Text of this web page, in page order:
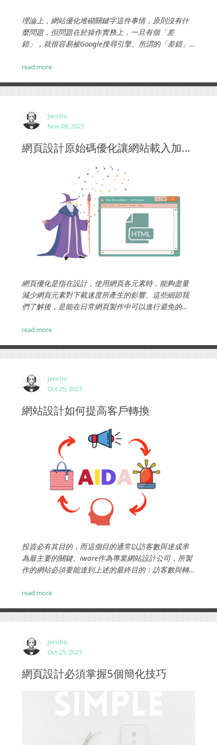
理論上，網站優化堆砌關鍵字這件事情，原則沒有什
麼問題，但問題在於操作實務上，一旦有個「差
錯」，就很容易被Google搜尋引擎。所謂的「差錯」
圍，就會產生「差錯」而受到懲罰。...
read more
Jericho
Nov 09, 2021
網頁設計原始碼優化讓網站載入加速技巧
網頁優化是指在設計，使用網頁各元素時，能夠盡量
減少網頁元素對下載速度所產生的影響。這些細節我
們了解後，是能在日常網頁製作中可以進行避免的...
read more
Jericho
Oct 25, 2021
網站設計如何提高客戶轉換
投資必有其目的，而這個目的通常以訪客數與達成率
為最主要的關鍵。iware作為專業網站設計公司，所製
作的網站必須要能達到上述的最終目的：訪客數與轉
轉變到產品上，使顧客對推銷人員所推銷的產品產生
read more
Jericho
Oct 25, 2021
網頁設計必須掌握5個簡化技巧